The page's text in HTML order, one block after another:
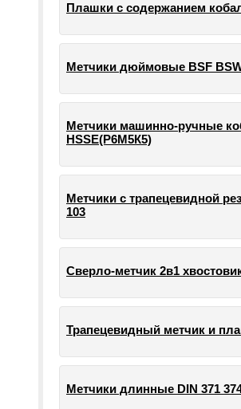
Плашки с содержанием
Метчики дюймовые BSF
Метчики машинно-ручные
HSSE(Р6М5К5)
Метчики с трапецевидной
103
Сверло-метчик 2в1
Трапецевидный метчик и
Метчики длинные DIN 371